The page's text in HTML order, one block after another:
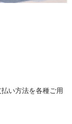
い方法を各種ご用